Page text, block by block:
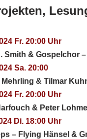
Fr. 20:00 Uhr
Smith & Gospelchor
Sa. 20:00
Mehrling & Tilmar
Fr. 20:00 Uhr
& Peter
Di. 18:00 Uhr
– Flying Hänsel &